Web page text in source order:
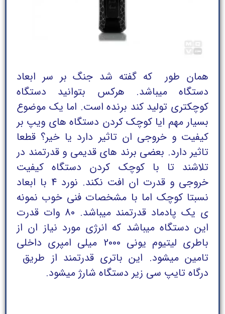
همان طور که گفته شد جنگ بر سر ابعاد
دستگاه میباشد. هرکس بتوانید دستگاه
کوچکتری تولید کند برنده است. اما یک موضوع
بسیار مهم ایا کوچک کردن دستگاه های ویپ بر
کیفیت و خروجی ان تاثیر دارد یا خیر؟ قطعا
تاثیر دارد. بعضی برند های قدیمی و قدرتمند در
تلاشند تا با کوچک کردن دستگاه کیفیت
خروجی و قدرت ان افت نکند. نورد 4 با ابعاد
نسبتا کوچک اما با مشخصات فنی خوب نمونه
ی یک پادماد قدرتمند میباشد. 80 وات قدرت
این دستگاه میباشد که انرژی مورد نیاز ان از
باطری لیتیوم یونی 2000 میلی امپری داخلی
تامین میشود. این باتری قدرتمند از طریق
درگاه تایپ سی زیر دستگاه شارژ میشود.